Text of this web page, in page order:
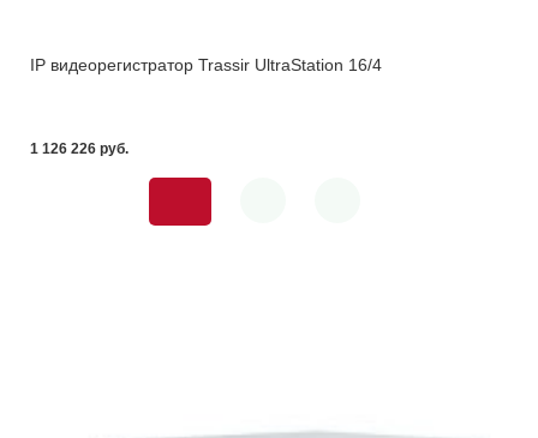
IP видеорегистратор Trassir UltraStation 16/4
1 126 226 pуб.